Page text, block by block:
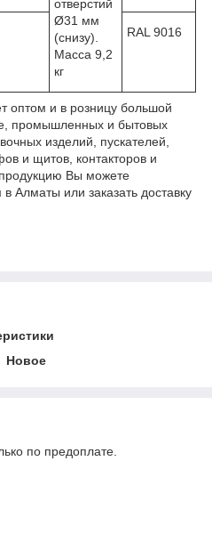
отверстий
Ø31 мм
(снизу).
Масса 9,2
кг
RAL 9016
оптом и в розницу большой
промышленных и бытовых
изделий, пускателей,
и щитов, контакторов и
Вы можете
Алматы или заказать доставку
Новое
по предоплате.